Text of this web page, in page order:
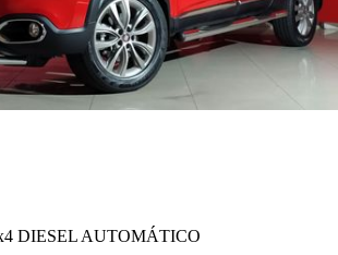
DIESEL AUTOMÁTICO